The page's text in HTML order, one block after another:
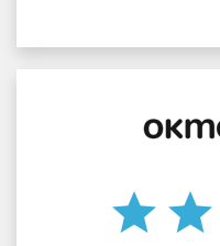
star star